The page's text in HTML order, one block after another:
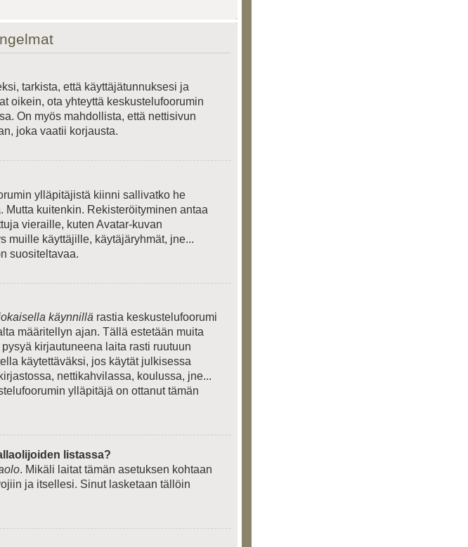
tarkista, että käyttäjätunnuksesi ja
oikein, ota yhteyttä keskustelufoorumin
On myös mahdollista, että nettisivun
joka vaatii korjausta.
ylläpitäjistä kiinni sallivatko he
kuitenkin. Rekisteröityminen antaa
vieraille, kuten Avatar-kuvan
muille käyttäjille, käytäjäryhmät, jne...
suositeltavaa.
käynnillä rastia keskustelufoorumi
määritellyn ajan. Tällä estetään muita
kirjautuneena laita rasti ruutuun
käytettäväksi, jos käytät julkisessa
nettikahvilassa, koulussa, jne...
ylläpitäjä on ottanut tämän
listassa?
. Mikäli laitat tämän asetuksen kohtaan
ja itsellesi. Sinut lasketaan tällöin